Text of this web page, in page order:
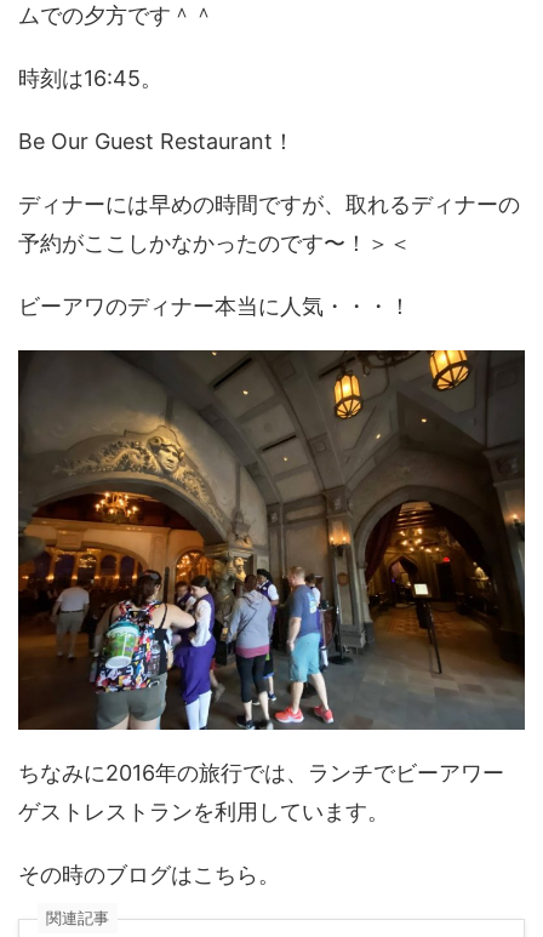
ムでの夕方です＾＾
時刻は16:45。
Be Our Guest Restaurant！
ディナーには早めの時間ですが、取れるディナーの
予約がここしかなかったのです〜！＞＜
ビーアワのディナー本当に人気・・・！
ちなみに2016年の旅行では、ランチでビーアワー
ゲストレストランを利用しています。
その時のブログはこちら。
関連記事